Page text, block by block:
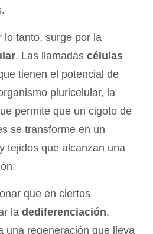
lo tanto, surge por la
. Las llamadas células
tienen el potencial de
pluricelular, la
permite que un cigoto de
se transforme en un
tejidos que alcanzan una
que en ciertos
la dediferenciación.
una regeneración que lleva